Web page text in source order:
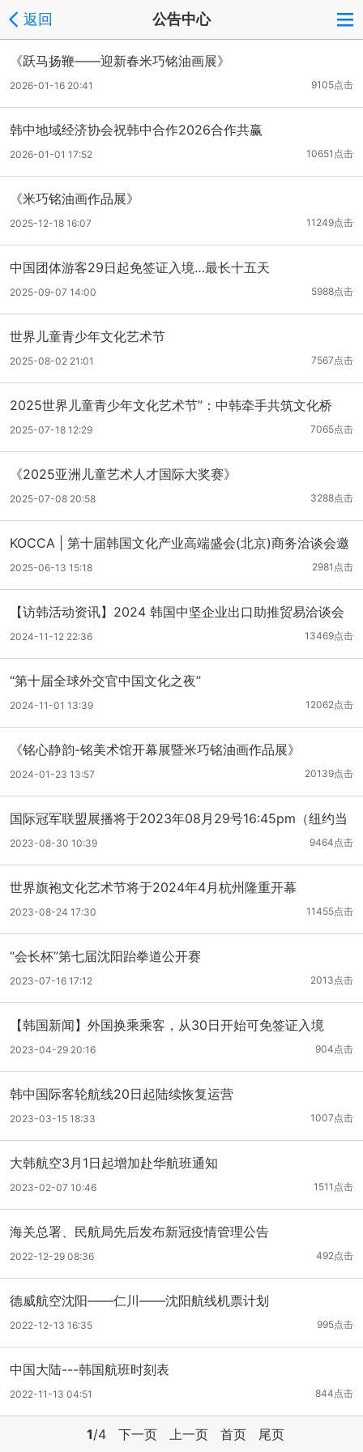
返回 公告中心
《跃马扬鞭——迎新春米巧铭油画展》
9105点击
2026-01-16 20:41
韩中地域经济协会祝韩中合作2026合作共赢
10651点击
2026-01-01 17:52
《米巧铭油画作品展》
11249点击
2025-12-18 16:07
中国团体游客29日起免签证入境…最长十五天
5988点击
2025-09-07 14:00
世界儿童青少年文化艺术节
7567点击
2025-08-02 21:01
2025世界儿童青少年文化艺术节”：中韩牵手共筑文化桥
梁，十国共襄艺术盛宴
7065点击
2025-07-18 12:29
《2025亚洲儿童艺术人才国际大奖赛》
3288点击
2025-07-08 20:58
KOCCA | 第十届韩国文化产业高端盛会(北京)商务洽谈会邀
请函
2981点击
2025-06-13 15:18
【访韩活动资讯】2024 韩国中坚企业出口助推贸易洽谈会
13469点击
2024-11-12 22:36
“第十届全球外交官中国文化之夜”
12062点击
2024-11-01 13:39
《铭心静韵-铭美术馆开幕展暨米巧铭油画作品展》
20139点击
2024-01-23 13:57
国际冠军联盟展播将于2023年08月29号16:45pm（纽约当
地时间）展播于美国纽约时代广场纳斯达克大屏
9464点击
2023-08-30 10:39
世界旗袍文化艺术节将于2024年4月杭州隆重开幕
11455点击
2023-08-24 17:30
“会长杯”第七届沈阳跆拳道公开赛
2013点击
2023-07-16 17:12
【韩国新闻】外国换乘乘客，从30日开始可免签证入境
904点击
2023-04-29 20:16
韩中国际客轮航线20日起陆续恢复运营
1007点击
2023-03-15 18:33
大韩航空3月1日起增加赴华航班通知
1511点击
2023-02-07 10:46
海关总署、民航局先后发布新冠疫情管理公告
492点击
2022-12-29 08:36
德威航空沈阳——仁川——沈阳航线机票计划
995点击
2022-12-13 16:35
中国大陆---韩国航班时刻表
844点击
2022-11-13 04:51
1/4 下一页 上一页 首页 尾页